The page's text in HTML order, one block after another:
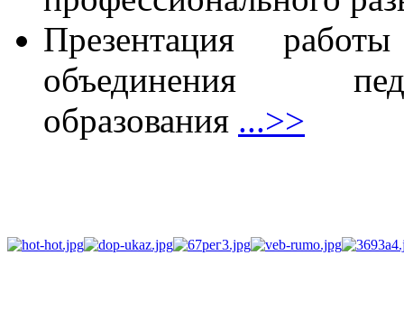
Презентация
объединения
образования ...>>